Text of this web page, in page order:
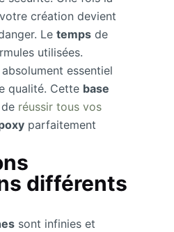
création devient
Le temps de
utilisées.
essentiel
qualité. Cette base
réussir tous vos
parfaitement
différents
sont infinies et